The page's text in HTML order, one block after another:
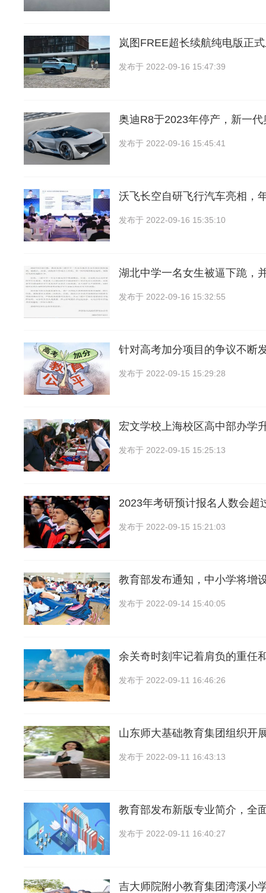
岚图FREE超长续航纯电版正
发布于 2022-09-16 15:47:39
奥迪R8于2023年停产，新一
发布于 2022-09-16 15:45:41
沃飞长空自研飞行汽车亮相，
发布于 2022-09-16 15:35:10
湖北中学一名女生被逼下跪，
发布于 2022-09-16 15:32:55
针对高考加分项目的争议不断
发布于 2022-09-15 15:29:28
宏文学校上海校区高中部办学
发布于 2022-09-15 15:25:13
2023年考研预计报名人数会超
发布于 2022-09-15 15:21:03
教育部发布通知，中小学将增
发布于 2022-09-14 15:40:05
余关奇时刻牢记着肩负的重任
发布于 2022-09-11 16:46:26
山东师大基础教育集团组织开
发布于 2022-09-11 16:43:13
教育部发布新版专业简介，全
发布于 2022-09-11 16:40:27
吉大师院附小教育集团湾溪小